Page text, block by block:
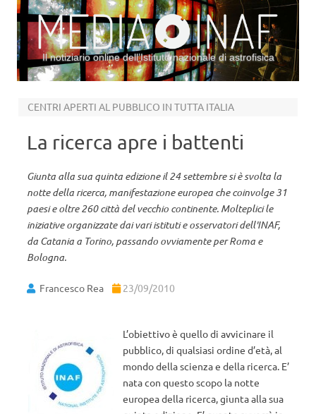
Il notiziario online dell’Istituto nazionale di astrofisica
CENTRI APERTI AL PUBBLICO IN TUTTA ITALIA
La ricerca apre i battenti
Giunta alla sua quinta edizione il 24 settembre si è svolta la
notte della ricerca, manifestazione europea che coinvolge 31
paesi e oltre 260 città del vecchio continente. Molteplici le
iniziative organizzate dai vari istituti e osservatori dell'INAF,
da Catania a Torino, passando ovviamente per Roma e
Bologna.
Francesco Rea 23/09/2010
L’obiettivo è quello di avvicinare il
pubblico, di qualsiasi ordine d’età, al
mondo della scienza e della ricerca. E’
nata con questo scopo la notte
europea della ricerca, giunta alla sua